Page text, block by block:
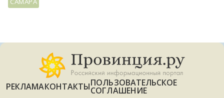
РЕКЛАМАКОНТАКТЫПОЛЬЗОВАТЕЛЬСКОЕ
СОГЛАШЕНИЕ